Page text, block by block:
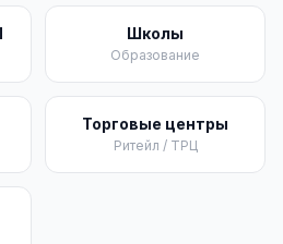
Школы
Образование
Торговые центры
Ритейл / ТРЦ